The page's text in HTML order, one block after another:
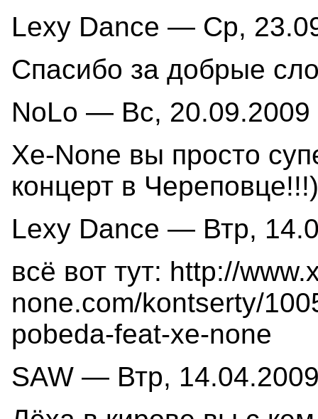
Lexy Dance — Ср,
Спасибо за добрые
NoLo — Вс, 20.09.2009
Xe-None вы просто
концерт в
Lexy Dance — Втр,
всё вот тут: http://
none.com/kontserty/
pobeda-feat-xe-none
SAW — Втр,